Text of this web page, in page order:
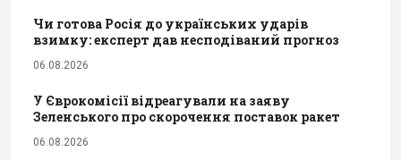
Чи готова Росія до українських ударів
взимку: експерт дав несподіваний прогноз
06.08.2026
У Єврокомісії відреагували на заяву
Зеленського про скорочення поставок ракет
06.08.2026